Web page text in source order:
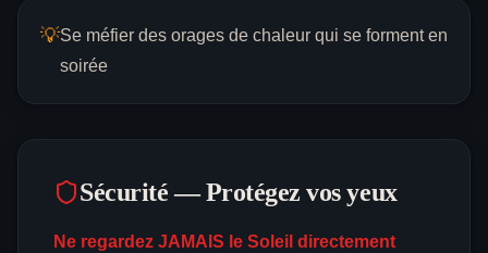
💡Se méfier des orages de chaleur qui se forment en
soirée
Sécurité — Protégez vos yeux
Ne regardez JAMAIS le Soleil directement